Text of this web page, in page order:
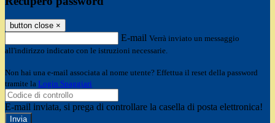
button close ×
E-mail Verrà inviato un messaggio
all'indirizzo indicato con le istruzioni necessarie.
Non hai una e-mail associata al nome utente? Effettua il reset della password
tramite la Login Spaggiari
E-mail inviata, si prega di controllare la casella di posta elettronica!